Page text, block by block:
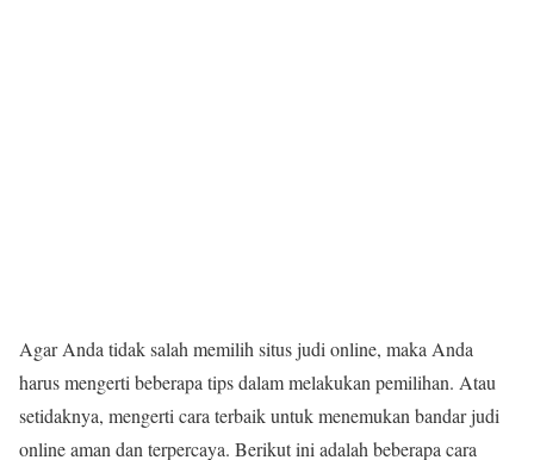
Agar Anda tidak salah memilih situs judi online, maka Anda
harus mengerti beberapa tips dalam melakukan pemilihan. Atau
setidaknya, mengerti cara terbaik untuk menemukan bandar judi
online aman dan terpercaya. Berikut ini adalah beberapa cara